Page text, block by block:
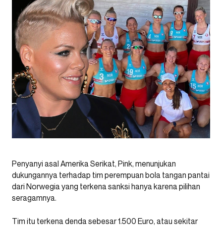
Penyanyi asal Amerika Serikat, Pink, menunjukan
dukungannya terhadap tim perempuan bola tangan pantai
dari Norwegia yang terkena sanksi hanya karena pilihan
seragamnya.
Tim itu terkena denda sebesar 1.500 Euro, atau sekitar